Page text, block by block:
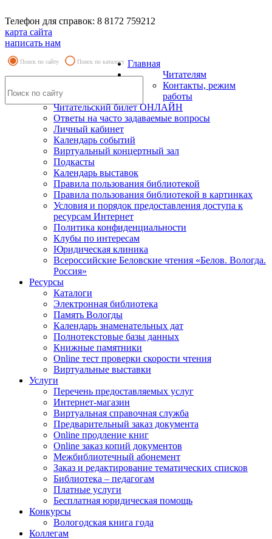
Телефон для справок: 8 8172 759212
карта сайта
написать нам
Поиск по сайту Поиск по каталогу Главная
Читателям
Контакты, режим
работы
Читательский билет ОНЛАЙН
Ответы на часто задаваемые вопросы
Личный кабинет
Календарь событий
Виртуальный концертный зал
Подкасты
Календарь выставок
Правила пользования библиотекой
Правила пользования библиотекой в картинках
Условия и порядок предоставления доступа к
ресурсам Интернет
Политика конфиденциальности
Клубы по интересам
Юридическая клиника
Всероссийские Беловские чтения «Белов. Вологда.
Россия»
Ресурсы
Каталоги
Электронная библиотека
Память Вологды
Календарь знаменательных дат
Полнотекстовые базы данных
Книжные памятники
Online тест проверки скорости чтения
Виртуальные выставки
Услуги
Перечень предоставляемых услуг
Интернет-магазин
Виртуальная справочная служба
Предварительный заказ документа
Online продление книг
Online заказ копий документов
Межбиблиотечный абонемент
Заказ и редактирование тематических списков
Библиотека – педагогам
Платные услуги
Бесплатная юридическая помощь
Конкурсы
Вологодская книга года
Коллегам